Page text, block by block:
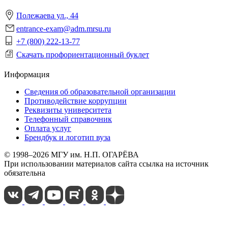
Полежаева ул., 44
entrance-exam@adm.mrsu.ru
+7 (800) 222-13-77
Скачать профориентационный буклет
Информация
Сведения об образовательной организации
Противодействие коррупции
Реквизиты университета
Телефонный справочник
Оплата услуг
Брендбук и логотип вуза
© 1998–2026 МГУ им. Н.П. ОГАРЁВА
При использовании материалов сайта ссылка на источник
обязательна